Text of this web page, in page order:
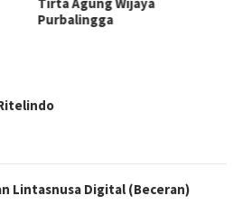
Purbalingga
Lintasnusa Digital (Beceran)